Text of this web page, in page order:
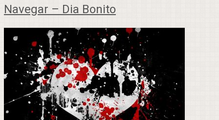
Navegar – Dia Bonito